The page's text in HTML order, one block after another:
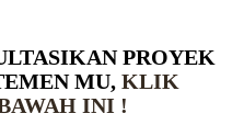
PROYEK
MU, KLIK
INI !